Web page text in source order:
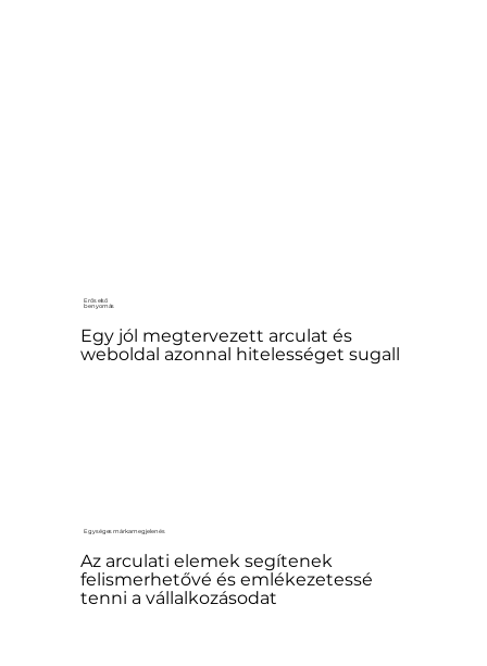
Erős első
benyomás
Egy jól megtervezett arculat és
weboldal azonnal hitelességet sugall
Egységes márkamegjelenés
Az arculati elemek segítenek
felismerhetővé és emlékezetessé
tenni a vállalkozásodat